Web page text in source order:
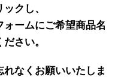
クし、
ォームにご希望商品名
さい。
なくお願いいたしま